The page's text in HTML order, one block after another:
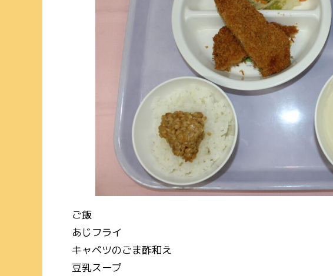
ご飯
あじフライ
キャベツのごま酢和え
豆乳スープ